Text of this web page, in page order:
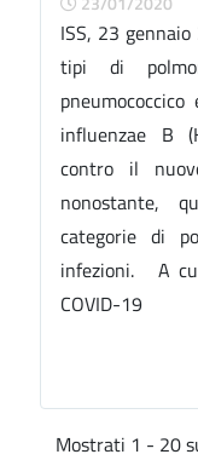
ISS, 23
tipi di
influenzae B
contro il
nonostante,
categorie di
infezioni. A
COVID-19
Mostrati 1 - 20